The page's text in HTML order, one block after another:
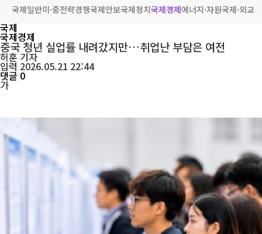
국제일반미·중전략경쟁국제안보국제정치국제경제에너지·자원국제·외교
국제
국제경제
중국 청년 실업률 내려갔지만…취업난 부담은 여전
허훈기자
입력 2026.05.21 22:44
댓글 0
가